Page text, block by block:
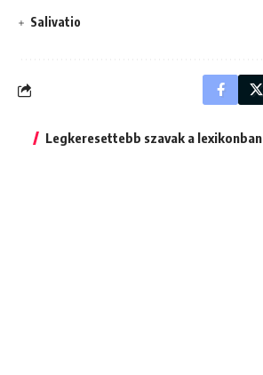
Salivatio
Legkeresettebb szavak a lexikonban